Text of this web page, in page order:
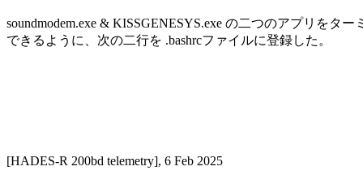
soundmodem.exe & KISSGENESYS.exe の二つのアプリをタ
できるように、次の二行を .bashrcファイルに登録した。
[HADES-R 200bd telemetry], 6 Feb 2025